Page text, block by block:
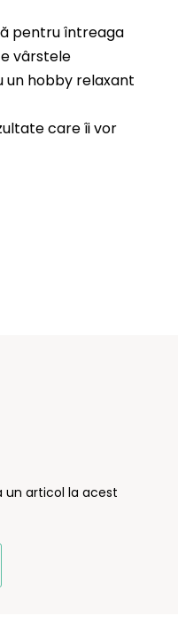
pentru întreaga
vârstele
un hobby relaxant
care îi vor
un articol la acest